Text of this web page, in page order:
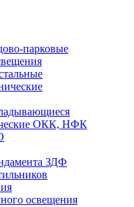
парковые
ОКК, НФК
ЗДФ
освещения